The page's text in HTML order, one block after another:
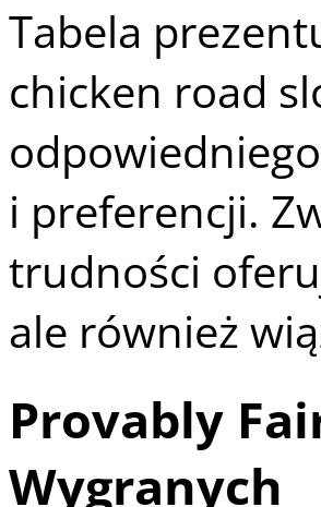
Tabela
chicken road
i preferencji.
trudności
ale również
Provably
Wygranych